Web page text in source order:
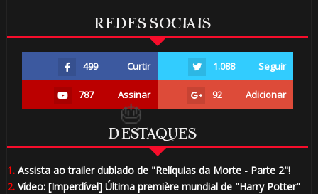
REDES SOCIAIS
499 Curtir 1.088 Seguir
787 Assinar 92 Adicionar
DESTAQUES
1.Assista ao trailer dublado de "Relíquias da Morte - Parte 2"!
2.Vídeo: [Imperdível] Última première mundial de "Harry Potter"
1️⃣ 8️⃣
⚡